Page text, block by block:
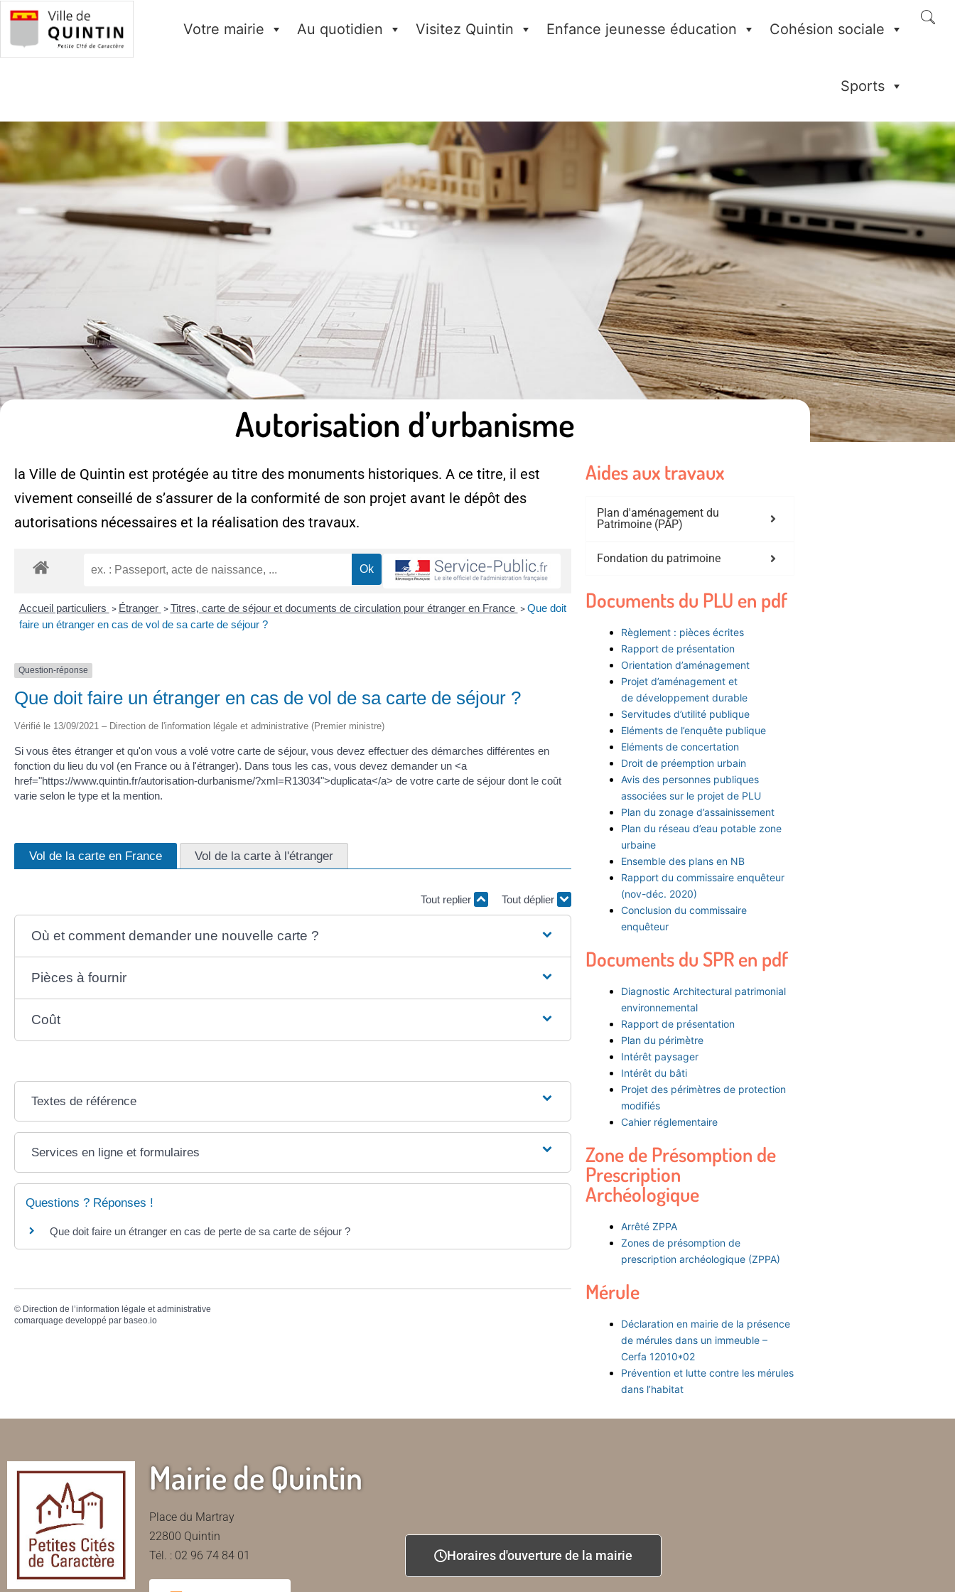
Votre mairie Au quotidien Visitez Quintin Enfance jeunesse éducation Cohésion sociale
Sports
Autorisation d’urbanisme
la Ville de Quintin est protégée au titre des monuments historiques. A ce titre, il est
vivement conseillé de s’assurer de la conformité de son projet avant le dépôt des
autorisations nécessaires et la réalisation des travaux.
Accueil particuliers > Étranger > Titres, carte de séjour et documents de circulation pour étranger en France > Que doit
faire un étranger en cas de vol de sa carte de séjour ?
Question-réponse
Que doit faire un étranger en cas de vol de sa carte de séjour ?
Vérifié le 13/09/2021 – Direction de l'information légale et administrative (Premier ministre)
Si vous êtes étranger et qu'on vous a volé votre carte de séjour, vous devez effectuer des démarches différentes en
fonction du lieu du vol (en France ou à l'étranger). Dans tous les cas, vous devez demander un <a
href="https://www.quintin.fr/autorisation-durbanisme/?xml=R13034">duplicata</a> de votre carte de séjour dont le coût
varie selon le type et la mention.
Vol de la carte en France Vol de la carte à l'étranger
Tout replier Tout déplier
Où et comment demander une nouvelle carte ?
Pièces à fournir
Coût
Textes de référence
Services en ligne et formulaires
Questions ? Réponses !
Que doit faire un étranger en cas de perte de sa carte de séjour ?
© Direction de l’information légale et administrative
comarquage developpé par baseo.io
Aides aux travaux
Plan d'aménagement du
Patrimoine (PAP)
Fondation du patrimoine
Documents du PLU en pdf
Règlement : pièces écrites
Rapport de présentation
Orientation d’aménagement
Projet d’aménagement et
de développement durable
Servitudes d’utilité publique
Eléments de l’enquête publique
Eléments de concertation
Droit de préemption urbain
Avis des personnes publiques
associées sur le projet de PLU
Plan du zonage d’assainissement
Plan du réseau d’eau potable zone
urbaine
Ensemble des plans en NB
Rapport du commissaire enquêteur
(nov-déc. 2020)
Conclusion du commissaire
enquêteur
Documents du SPR en pdf
Diagnostic Architectural patrimonial
environnemental
Rapport de présentation
Plan du périmètre
Intérêt paysager
Intérêt du bâti
Projet des périmètres de protection
modifiés
Cahier réglementaire
Zone de Présomption de
Prescription
Archéologique
Arrêté ZPPA
Zones de présomption de
prescription archéologique (ZPPA)
Mérule
Déclaration en mairie de la présence
de mérules dans un immeuble –
Cerfa 12010*02
Prévention et lutte contre les mérules
dans l’habitat
Mairie de Quintin
Place du Martray
22800 Quintin
Tél. : 02 96 74 84 01
Horaires d'ouverture de la mairie